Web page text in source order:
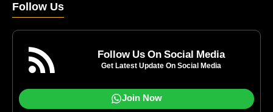
Follow Us
Follow Us On Social Media
Get Latest Update On Social Media
Join Now